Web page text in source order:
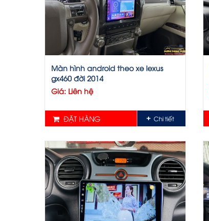
Màn hình android theo xe lexus
gx460 đời 2014
Giá: Liên hệ
ĐẶT HÀNG Chi tiết